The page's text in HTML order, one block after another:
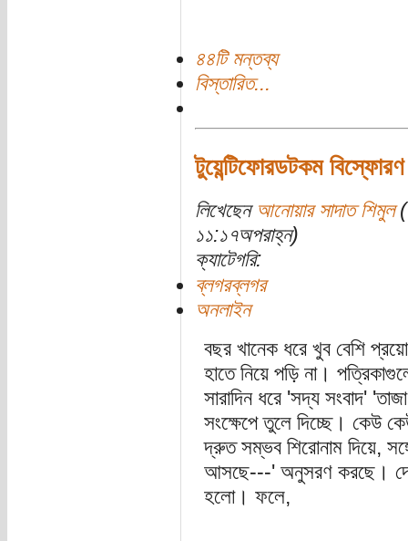
৪৪টি মন্তব্য
বিস্তারিত...
টুয়েন্টিফোরডটকম বিস্ফোরণ
লিখেছেন আনোয়ার সাদাত শিমুল
১১:১৭অপরাহ্ন)
ক্যাটেগরি:
ব্লগরব্লগর
অনলাইন
বছর খানেক ধরে খুব বেশি
হাতে নিয়ে পড়ি না।
সারাদিন ধরে 'সদ্য সংবাদ'
সংক্ষেপে তুলে দিচ্ছে। কেউ
দ্রুত সম্ভব শিরোনাম দিয়ে,
আসছে---' অনুসরণ করছে।
হলো। ফলে,